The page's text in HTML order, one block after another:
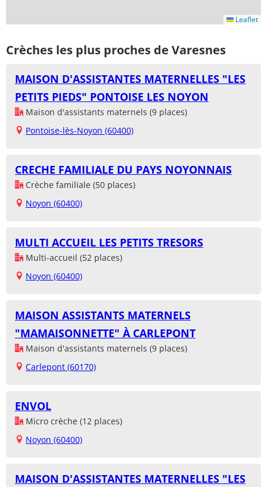
Leaflet
Crèches les plus proches de Varesnes
MAISON D'ASSISTANTES MATERNELLES "LES
PETITS PIEDS" PONTOISE LES NOYON
Maison d'assistants maternels (9 places)
Pontoise-lès-Noyon (60400)
CRECHE FAMILIALE DU PAYS NOYONNAIS
Crèche familiale (50 places)
Noyon (60400)
MULTI ACCUEIL LES PETITS TRESORS
Multi-accueil (52 places)
Noyon (60400)
MAISON ASSISTANTS MATERNELS
"MAMAISONNETTE" À CARLEPONT
Maison d'assistants maternels (9 places)
Carlepont (60170)
ENVOL
Micro crèche (12 places)
Noyon (60400)
MAISON D'ASSISTANTES MATERNELLES "LES